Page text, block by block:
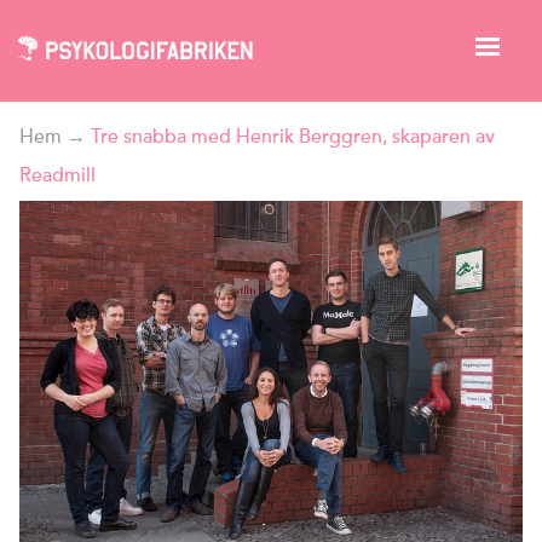
Hem → Tre snabba med Henrik Berggren, skaparen av
Readmill